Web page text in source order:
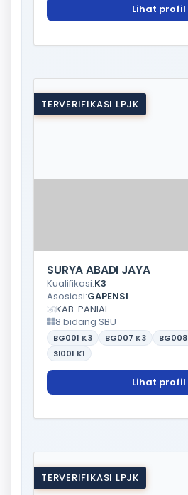
Lihat profil
TERVERIFIKASI LPJK
SURYA ABADI JAYA
Kualifikasi:K3
Asosiasi:GAPENSI
KAB. PANIAI
8 bidang SBU
BG001 K3 BG007 K3 BG008
SI001 K1
Lihat profil
TERVERIFIKASI LPJK